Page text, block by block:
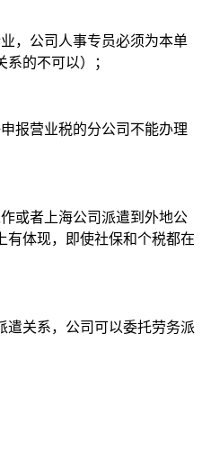
，公司人事专员必须为本单
的不可以）；
报营业税的分公司不能办理
或者上海公司派遣到外地公
有体现，即使社保和个税都在
遣关系，公司可以委托劳务派